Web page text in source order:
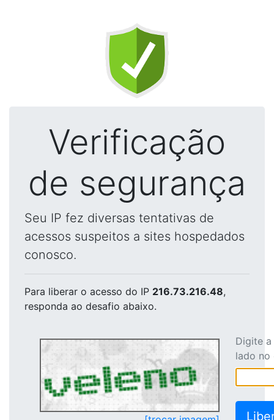
Verificação
de segurança
Seu IP fez diversas tentativas de
acessos suspeitos a sites hospedados
conosco.
Para liberar o acesso do IP 216.73.216.48,
responda ao desafio abaixo.
Digite
lado no